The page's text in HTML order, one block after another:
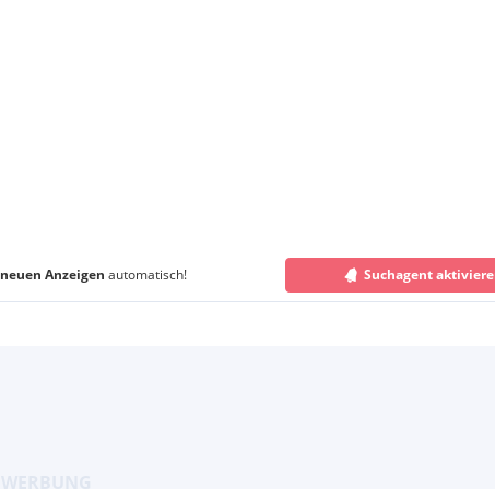
neuen Anzeigen automatisch! Suchagent